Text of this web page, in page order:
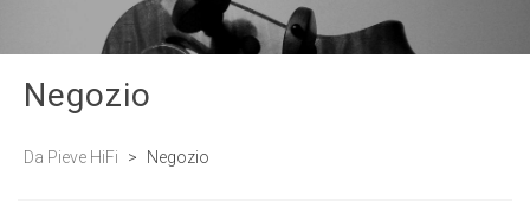
Negozio
Da Pieve HiFi > Negozio